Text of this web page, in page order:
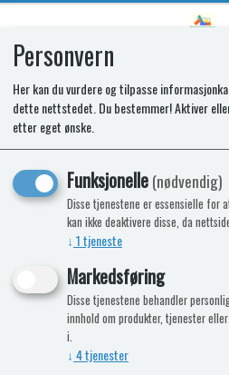
SPARES KIT -
BRUSHED INOX.
Personvern
Her kan du vurdere og tilpasse
dette nettstedet. Du bestemmer! Aktiver
etter eget ønske.
Funksjonelle(nødvendig)
Disse tjenestene er essensielle for
kan ikke deaktivere disse, da
↓ 1tjeneste
Markedsføring
Disse tjenestene behandler
innhold om produkter, tjenester
i.
↓ 4tjenester